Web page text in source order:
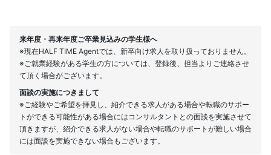
来年度・再来年度ご卒業見込みの学生様へ
※現在HALF TIME Agentでは、新卒向け求人を取り扱っておりません。
※ご就業経験がある学生の方については、登録後、担当よりご連絡させ
て頂く場合がございます。
面談の実施につきまして
※ご経験やご希望を拝見し、紹介できる求人がある場合や転職のサポー
トができる可能性がある場合にはコンサルタントとの面談を実施させて
頂きますが、紹介できる求人がない場合や転職のサポートが難しい場合
には面談を実施できない場合もございます。